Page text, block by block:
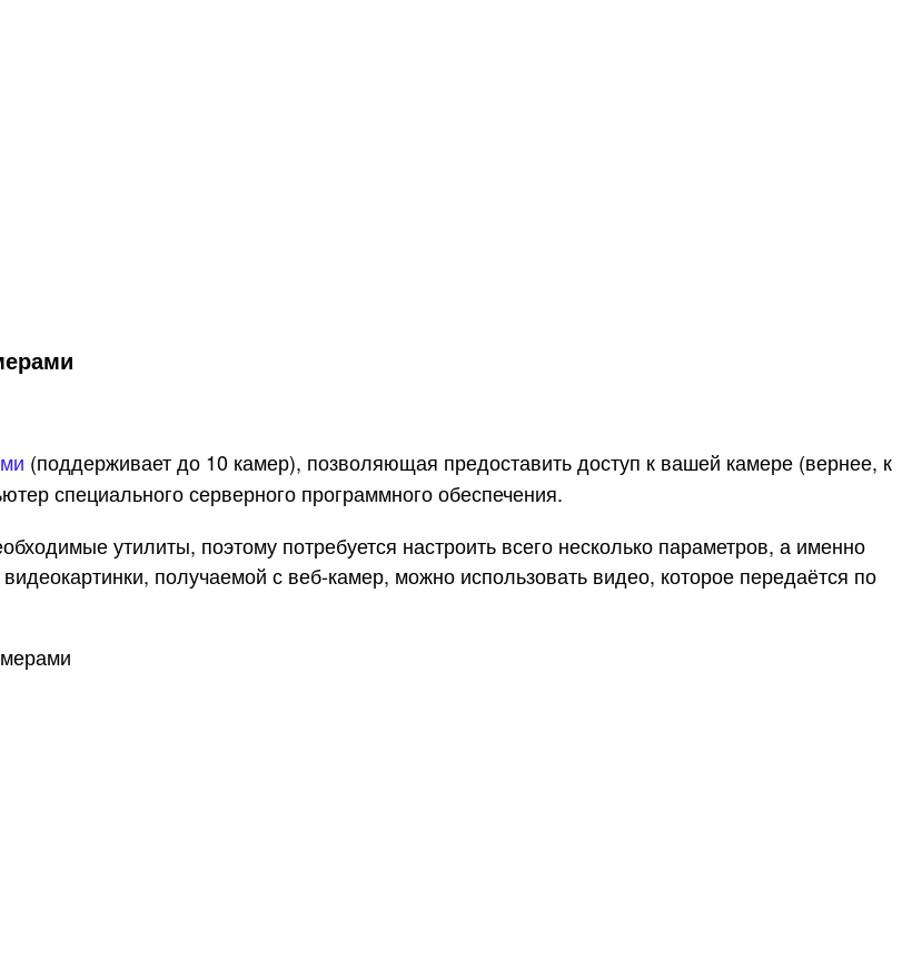
(поддерживает до 10 камер), позволяющая предоставить доступ к вашей камере (вернее, к
специального серверного программного обеспечения.
утилиты, поэтому потребуется настроить всего несколько параметров, а именно
получаемой с веб-камер, можно использовать видео, которое передаётся по